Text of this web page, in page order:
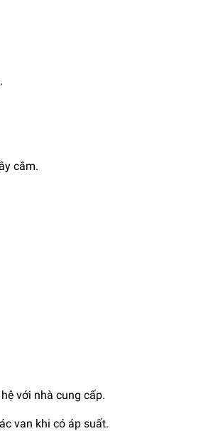
cắm.
với nhà cung cấp.
van khi có áp suất.